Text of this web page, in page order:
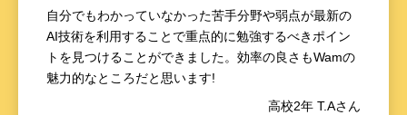
自分でもわかっていなかった苦手分野や弱点が最新の
AI技術を利用することで重点的に勉強するべきポイン
トを見つけることができました。効率の良さもWamの
魅力的なところだと思います!
高校2年 T.Aさん